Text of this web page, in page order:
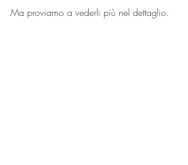
Ma proviamo a vederli più nel dettaglio.